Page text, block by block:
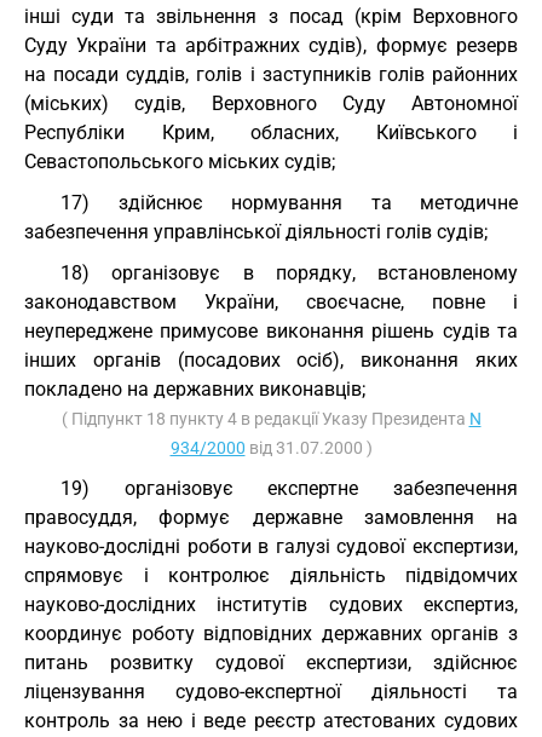
інші суди та звільнення з посад (крім Верховного
Суду України та арбітражних судів), формує резерв
на посади суддів, голів і заступників голів районних
(міських) судів, Верховного Суду Автономної
Республіки Крим, обласних, Київського і
Севастопольського міських судів;
17) здійснює нормування та методичне
забезпечення управлінської діяльності голів судів;
18) організовує в порядку, встановленому
законодавством України, своєчасне, повне і
неупереджене примусове виконання рішень судів та
інших органів (посадових осіб), виконання яких
покладено на державних виконавців;
( Підпункт 18 пункту 4 в редакції Указу Президента N
934/2000 від 31.07.2000 )
19) організовує експертне забезпечення
правосуддя, формує державне замовлення на
науково-дослідні роботи в галузі судової експертизи,
спрямовує і контролює діяльність підвідомчих
науково-дослідних інститутів судових експертиз,
координує роботу відповідних державних органів з
питань розвитку судової експертизи, здійснює
ліцензування судово-експертної діяльності та
контроль за нею і веде реєстр атестованих судових